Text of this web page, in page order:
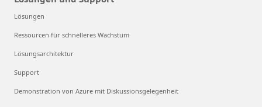
Lösungen
Ressourcen für schnelleres Wachstum
Lösungsarchitektur
Support
Demonstration von Azure mit Diskussionsgelegenheit